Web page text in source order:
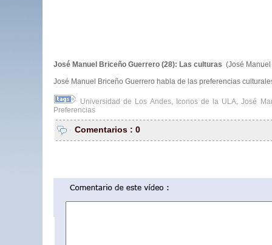
José Manuel Briceño Guerrero (28): Las culturas (José
José Manuel Briceño Guerrero habla de las preferencias
Universidad de Los Andes,Iconos de la ULA, José
Preferencias
Comentarios : 0